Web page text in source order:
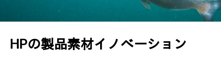
HPの製品素材イノベーション